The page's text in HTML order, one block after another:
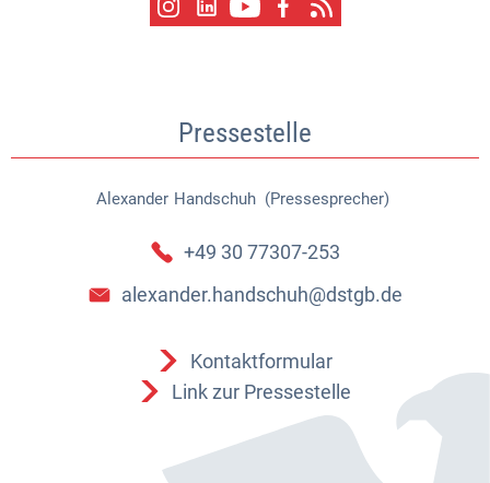
Pressestelle
Alexander Handschuh (Pressesprecher)
Alexander Handschuh
+49 30 77307-253
alexander.handschuh@dstgb.de
Kontaktformular
Link zur Pressestelle